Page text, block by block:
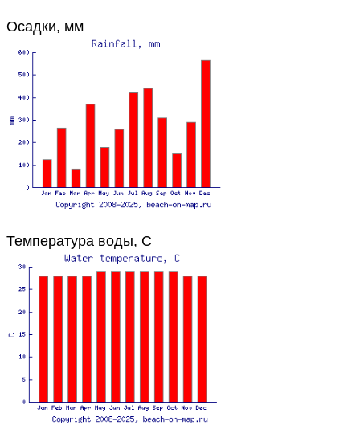
Осадки, мм
Температура воды, C